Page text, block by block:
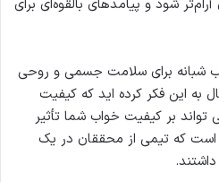
شود و پیامدهای بالقوه‌ای برای
شبانه برای سلامت جسمی و روحی
به این فکر کرده اید که کیفیت
بر کیفیت خواب شما تأثیر
است که تیمی از محققان در یک